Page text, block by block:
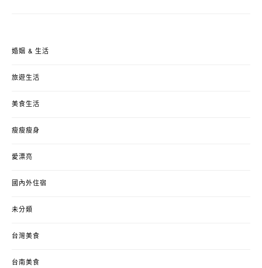
婚姻 & 生活
旅遊生活
美食生活
瘦瘦瘦身
愛漂亮
國內外住宿
未分類
台灣美食
台南美食